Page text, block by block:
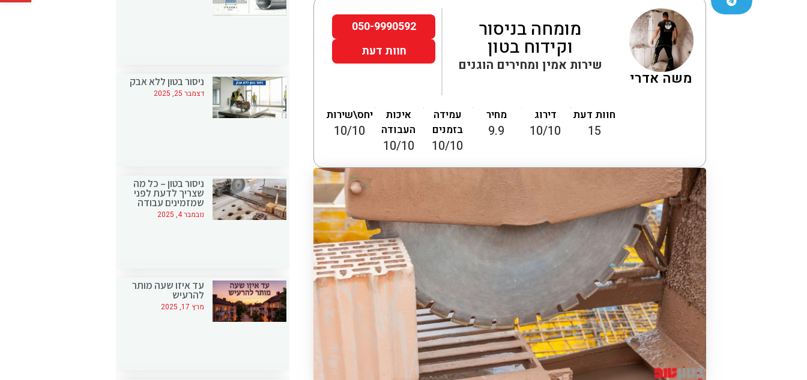
משה אדרי
מומחה בניסור
וקידוח בטון
שירות אמין ומחירים הוגנים
050-9990592
חוות דעת
חוות דעת
15
דירוג
10/10
מחיר
9.9
עמידה
בזמנים
10/10
איכות
העבודה
10/10
יחס\שירות
10/10
ניסור בטון ללא אבק
דצמבר 25, 2025
ניסור בטון – כל מה
שצריך לדעת לפני
שמזמינים עבודה
נובמבר 4, 2025
עד איזו שעה מותר
להרעיש
מרץ 17, 2025